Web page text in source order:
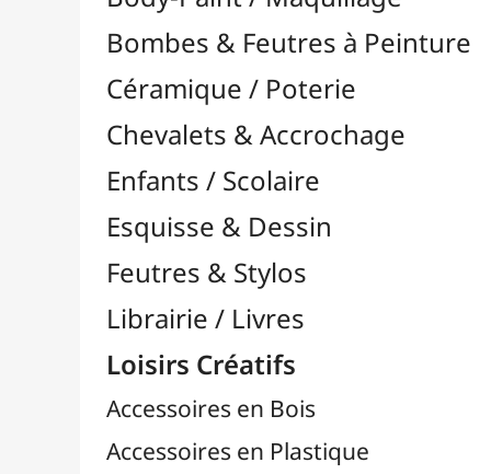
Feutres & Stylos
Librairie / Livres
Loisirs Créatifs
Accessoires en Bois
Accessoires en Plastique
Accessoires pour Bijoux
Aiguilles & Couture

Agrafeuses Simples et Murales 
Aimants
Bougies
Boutons & Button Press
Clous / Pointes / Épingles
Coloriage
Crochets de Tricot